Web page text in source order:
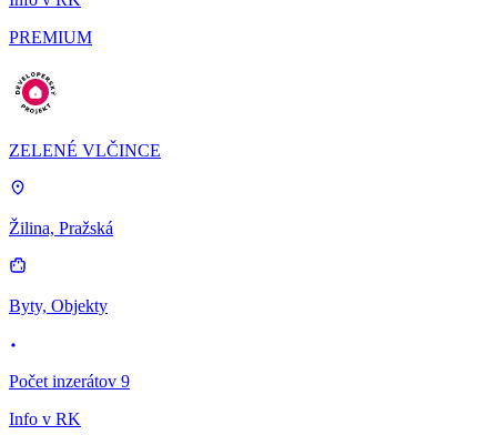
PREMIUM
ZELENÉ VLČINCE
Žilina, Pražská
Byty, Objekty
Počet inzerátov 9
Info v RK